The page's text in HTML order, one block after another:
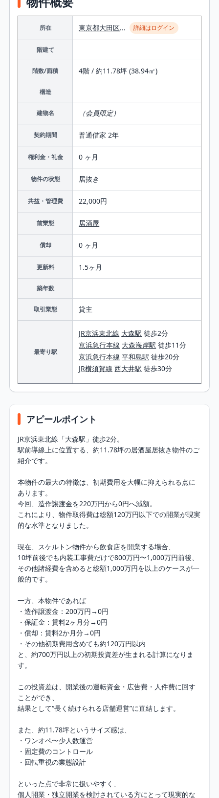
所在 東京都大田区... 詳細はログイン
階建て
階数/面積 4階 / 約11.78坪 (38.94㎡)
構造
建物名 （会員限定）
契約期間 普通借家 2年
権利金・礼金 0 ヶ月
物件の状態 居抜き
共益・管理費 22,000円
前業態 居酒屋
償却 0 ヶ月
更新料 1.5ヶ月
築年数
取引業態 貸主
最寄り駅
JR京浜東北線 大森駅 徒歩2分
京浜急行本線 大森海岸駅 徒歩11分
京浜急行本線 平和島駅 徒歩20分
JR横須賀線 西大井駅 徒歩30分
アピールポイント
JR京浜東北線「大森駅」徒歩2分。
駅前導線上に位置する、約11.78坪の居酒屋居抜き物件のご
紹介です。
本物件の最大の特徴は、初期費用を大幅に抑えられる点に
あります。
今回、造作譲渡金を220万円から0円へ減額。
これにより、物件取得費は総額120万円以下での開業が現実
的な水準となりました。
現在、スケルトン物件から飲食店を開業する場合、
10坪前後でも内装工事費だけで800万円〜1,000万円前後、
その他諸経費を含めると総額1,000万円を以上のケースが一
般的です。
一方、本物件であれば
・造作譲渡金：200万円→0円
・保証金：賃料2ヶ月分→0円
・償却：賃料2か月分→0円
・その他初期費用含めても約120万円以内
と、約700万円以上の初期投資差が生まれる計算になりま
す。
この投資差は、開業後の運転資金・広告費・人件費に回す
ことができ、
結果として“長く続けられる店舗運営”に直結します。
また、約11.78坪というサイズ感は、
・ワンオペ〜少人数運営
・固定費のコントロール
・回転重視の業態設計
といった点で非常に扱いやすく、
個人開業・独立開業を検討されている方にとって現実的な